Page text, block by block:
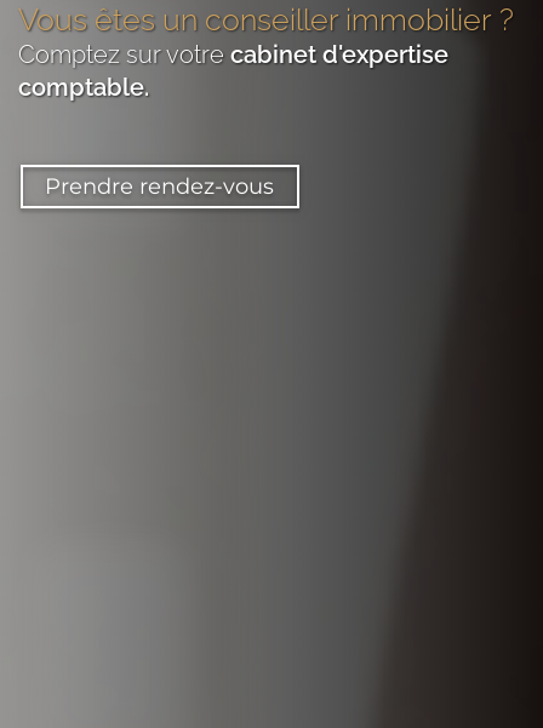
Vous êtes un conseiller immobilier ?
Comptez sur votre cabinet d'expertise
comptable.
Prendre rendez-vous